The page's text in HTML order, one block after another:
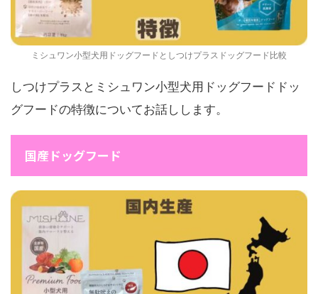
ミシュワン小型犬用ドッグフードとしつけプラスドッグフード比較
しつけプラスとミシュワン小型犬用ドッグフードドッ
グフードの特徴についてお話しします。
国産ドッグフード